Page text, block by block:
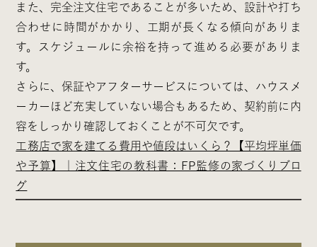
また、完全注文住宅であることが多いため、設計や打ち
合わせに時間がかかり、工期が長くなる傾向がありま
す。スケジュールに余裕を持って進める必要がありま
す。
さらに、保証やアフターサービスについては、ハウスメ
ーカーほど充実していない場合もあるため、契約前に内
容をしっかり確認しておくことが不可欠です。
工務店で家を建てる費用や値段はいくら？【平均坪単価
や予算】｜注文住宅の教科書：FP監修の家づくりブロ
グ